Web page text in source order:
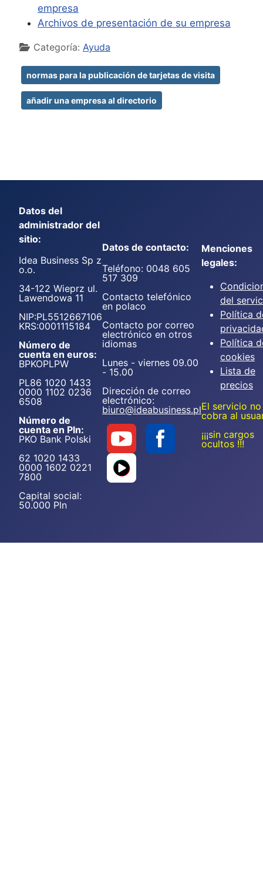
empresa
Archivos de presentación de su empresa
Detalles
Categoría: Ayuda
normas para la publicación de tarjetas de visita
añadir una empresa al directorio
Datos del
administrador del
sitio:
Idea Business Sp z
o.o.
34-122 Wieprz ul.
Lawendowa 11
NIP:PL5512667106
KRS:0001115184
Número de
cuenta en euros:
BPKOPLPW
PL86 1020 1433
0000 1102 0236
6508
Número de
cuenta en Pln:
PKO Bank Polski
62 1020 1433
0000 1602 0221
7800
Capital social:
50.000 Pln
Datos de contacto:
Teléfono: 0048 605
517 309
Contacto telefónico
en polaco
Contacto por correo
electrónico en otros
idiomas
Lunes - viernes 09.00
- 15.00
Dirección de correo
electrónico:
biuro@ideabusiness.pl
Menciones
legales:
del
Política
Política
cookies
Lista de
precios
El servicio no
cobra al
¡¡¡sin cargos
ocultos !!!